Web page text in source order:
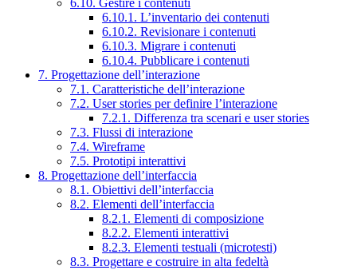
6.10. Gestire i contenuti
6.10.1. L’inventario dei contenuti
6.10.2. Revisionare i contenuti
6.10.3. Migrare i contenuti
6.10.4. Pubblicare i contenuti
7. Progettazione dell’interazione
7.1. Caratteristiche dell’interazione
7.2. User stories per definire l’interazione
7.2.1. Differenza tra scenari e user stories
7.3. Flussi di interazione
7.4. Wireframe
7.5. Prototipi interattivi
8. Progettazione dell’interfaccia
8.1. Obiettivi dell’interfaccia
8.2. Elementi dell’interfaccia
8.2.1. Elementi di composizione
8.2.2. Elementi interattivi
8.2.3. Elementi testuali (microtesti)
8.3. Progettare e costruire in alta fedeltà